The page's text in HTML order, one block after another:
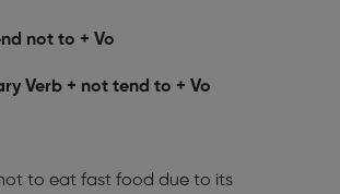
not to + Vo
Verb + not tend to + Vo
not to eat fast food due to its